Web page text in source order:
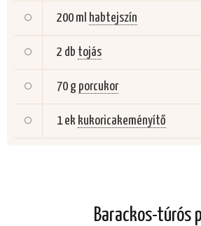
200 ml habtejszín
2 db tojás
70 g porcukor
1 ek kukoricakeményítő
Barackos-túrós